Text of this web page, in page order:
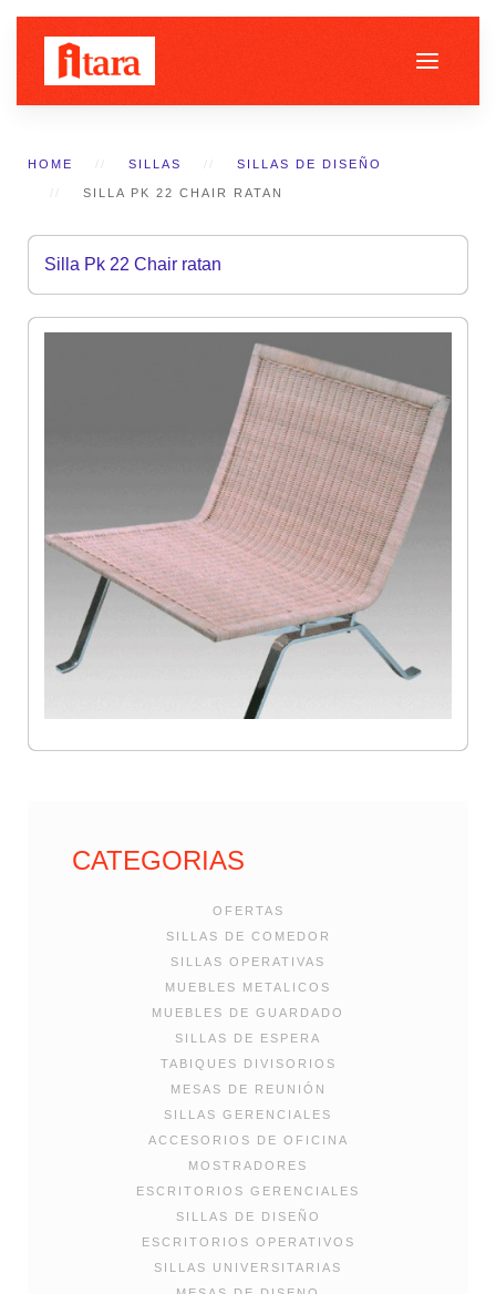
HOME SILLAS SILLAS DE DISEÑO
SILLA PK 22 CHAIR RATAN
Silla Pk 22 Chair ratan
CATEGORIAS
OFERTAS
SILLAS DE COMEDOR
SILLAS OPERATIVAS
MUEBLES METALICOS
MUEBLES DE GUARDADO
SILLAS DE ESPERA
TABIQUES DIVISORIOS
MESAS DE REUNIÓN
SILLAS GERENCIALES
ACCESORIOS DE OFICINA
MOSTRADORES
ESCRITORIOS GERENCIALES
SILLAS DE DISEÑO
ESCRITORIOS OPERATIVOS
SILLAS UNIVERSITARIAS